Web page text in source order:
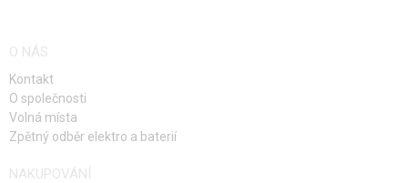
O NÁS
Kontakt
O společnosti
Volná místa
Zpětný odběr elektro a baterií
NAKUPOVÁNÍ